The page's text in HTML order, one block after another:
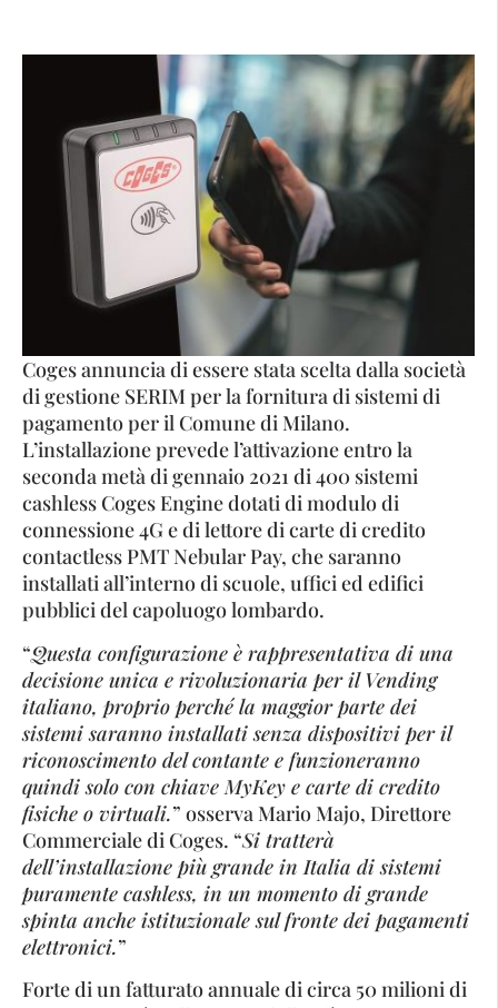
Coges annuncia di essere stata scelta dalla società
di gestione SERIM per la fornitura di sistemi di
pagamento per il Comune di Milano.
L’installazione prevede l’attivazione entro la
seconda metà di gennaio 2021 di 400 sistemi
cashless Coges Engine dotati di modulo di
connessione 4G e di lettore di carte di credito
contactless PMT Nebular Pay, che saranno
installati all’interno di scuole, uffici ed edifici
pubblici del capoluogo lombardo.
“Questa configurazione è rappresentativa di una
decisione unica e rivoluzionaria per il Vending
italiano, proprio perché la maggior parte dei
sistemi saranno installati senza dispositivi per il
riconoscimento del contante e funzioneranno
quindi solo con chiave MyKey e carte di credito
fisiche o virtuali.” osserva Mario Majo, Direttore
Commerciale di Coges. “Si tratterà
dell’installazione più grande in Italia di sistemi
puramente cashless, in un momento di grande
spinta anche istituzionale sul fronte dei pagamenti
elettronici.”
Forte di un fatturato annuale di circa 50 milioni di